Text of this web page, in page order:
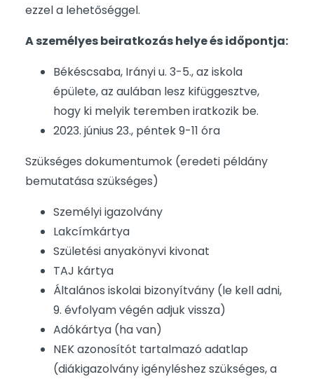
ezzel a lehetőséggel.
A személyes beiratkozás helye és időpontja:
Békéscsaba, Irányi u. 3-5., az iskola
épülete, az aulában lesz kifüggesztve,
hogy ki melyik teremben iratkozik be.
2023. június 23., péntek 9-11 óra
Szükséges dokumentumok (eredeti példány
bemutatása szükséges)
Személyi igazolvány
Lakcímkártya
Születési anyakönyvi kivonat
TAJ kártya
Általános iskolai bizonyítvány (le kell adni,
9. évfolyam végén adjuk vissza)
Adókártya (ha van)
NEK azonosítót tartalmazó adatlap
(diákigazolvány igényléshez szükséges, a